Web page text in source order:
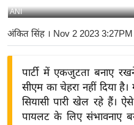
य
बि
ज़
द्यो
ANI
अंकित सिंह। Nov 2 2023 3:27PM
पार्टी में एकजुटता बनाए
सीएम का चेहरा नहीं दिया
सियासी पारी खेल रहे हैं।
पायलट के लिए संभावनाए